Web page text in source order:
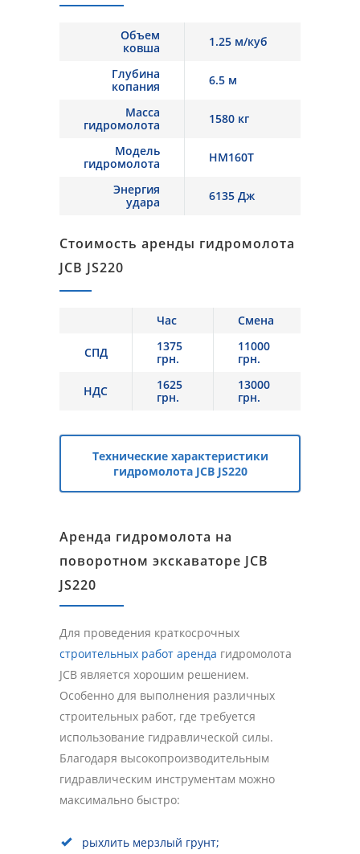
Объем
ковша
1.25 м/куб
Глубина
копания
6.5 м
Масса
гидромолота
1580 кг
Модель
гидромолота
HM160T
Энергия
удара
6135 Дж
Стоимость аренды гидромолота
JCB JS220
Час Смена
СПД
1375
грн.
11000
грн.
НДС
1625
грн.
13000
грн.
Технические характеристики
гидромолота JCB JS220
Аренда гидромолота на
поворотном экскаваторе JCB
JS220
Для проведения краткосрочных
строительных работ аренда гидромолота
JCB является хорошим решением.
Особенно для выполнения различных
строительных работ, где требуется
использование гидравлической силы.
Благодаря высокопроизводительным
гидравлическим инструментам можно
максимально быстро:
рыхлить мерзлый грунт;